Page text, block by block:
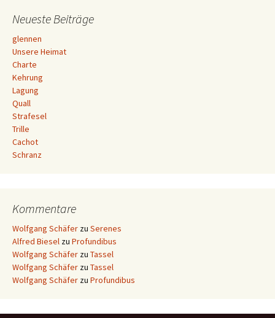
Neueste Beiträge
glennen
Unsere Heimat
Charte
Kehrung
Lagung
Quall
Strafesel
Trille
Cachot
Schranz
Kommentare
Wolfgang Schäfer zu Serenes
Alfred Biesel zu Profundibus
Wolfgang Schäfer zu Tassel
Wolfgang Schäfer zu Tassel
Wolfgang Schäfer zu Profundibus